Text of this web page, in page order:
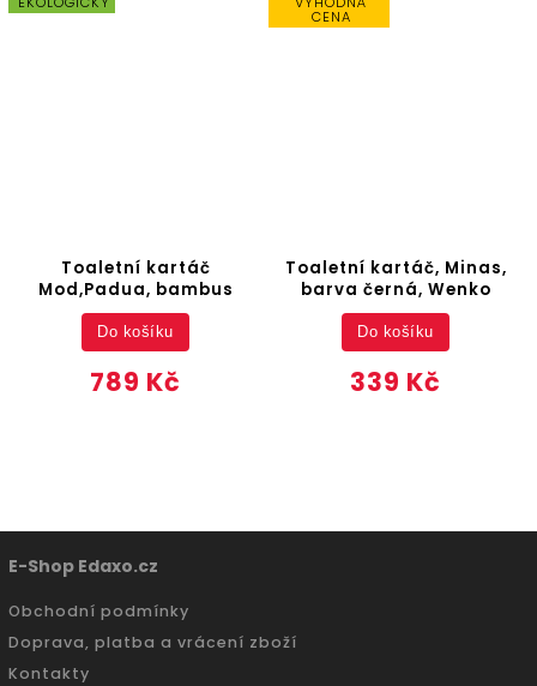
Toaletní kartáč
Mod,Padua, bambus
789 Kč
Do košíku
CENA
Toaletní kartáč, Minas,
barva černá, Wenko
339 Kč
Do košíku
E-Shop Edaxo.cz
Obchodní podmínky
Doprava, platba a vrácení zboží
Kontakty